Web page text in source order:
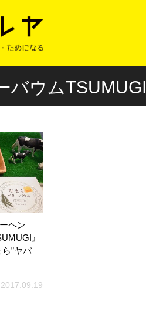
バウムTSUMUGI
ヘン
』
”ヤバ
2017.09.19